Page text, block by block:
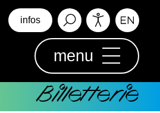
infos
menu
Billetterie